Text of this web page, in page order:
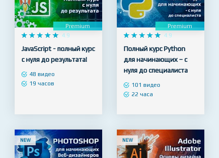
NEW
Premium
    
     4.9
JavaScript - полный курс
с нуля до результата!
NEW
Premium
    
     4.9
Полный курс Python
для начинающих – с
нуля до специалиста